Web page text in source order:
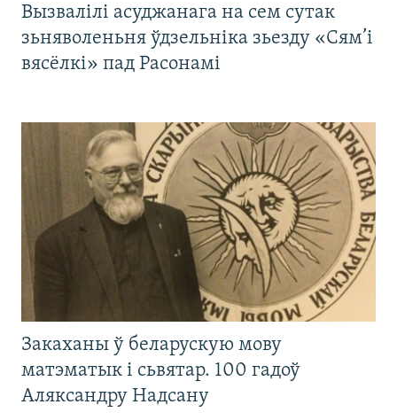
Вызвалілі асуджанага на сем сутак
зьняволеньня ўдзельніка зьезду «Сям’і
вясёлкі» пад Расонамі
Закаханы ў беларускую мову
матэматык і сьвятар. 100 гадоў
Аляксандру Надсану